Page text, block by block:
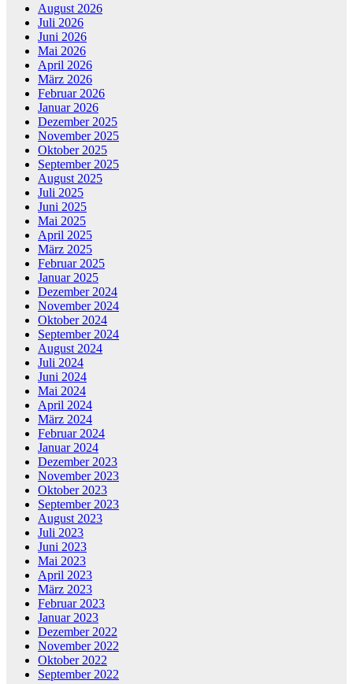
August 2026
Juli 2026
Juni 2026
Mai 2026
April 2026
März 2026
Februar 2026
Januar 2026
Dezember 2025
November 2025
Oktober 2025
September 2025
August 2025
Juli 2025
Juni 2025
Mai 2025
April 2025
März 2025
Februar 2025
Januar 2025
Dezember 2024
November 2024
Oktober 2024
September 2024
August 2024
Juli 2024
Juni 2024
Mai 2024
April 2024
März 2024
Februar 2024
Januar 2024
Dezember 2023
November 2023
Oktober 2023
September 2023
August 2023
Juli 2023
Juni 2023
Mai 2023
April 2023
März 2023
Februar 2023
Januar 2023
Dezember 2022
November 2022
Oktober 2022
September 2022